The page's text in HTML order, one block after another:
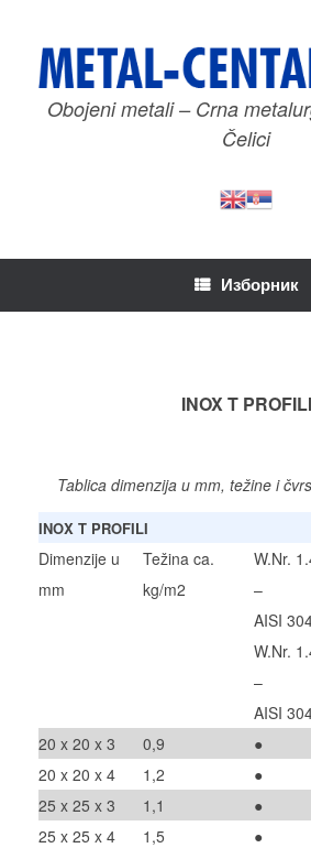
садржај
Obojeni metali – Crna
Čelici
Изборник
INOX T PROFILI
Tablica dimenzija u mm, težine i
INOX T PROFILI
Dimenzije u
mm
Težina ca.
kg/m2
W.Nr.
–
AISI
W.Nr.
–
AISI
20 x 20 x 3
0,9 ●
20 x 20 x 4
1,2 ●
25 x 25 x 3
1,1 ●
25 x 25 x 4
1,5 ●